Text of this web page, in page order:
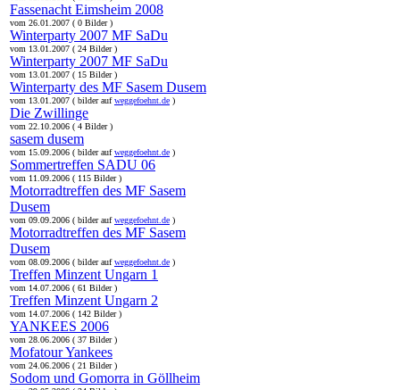
Fassenacht Eimsheim 2008
vom 26.01.2007 ( 0 Bilder )
Winterparty 2007 MF SaDu
vom 13.01.2007 ( 24 Bilder )
Winterparty 2007 MF SaDu
vom 13.01.2007 ( 15 Bilder )
Winterparty des MF Sasem Dusem
vom 13.01.2007 ( bilder aufweggefoehnt.de )
Die Zwillinge
vom 22.10.2006 ( 4 Bilder )
sasem dusem
vom 15.09.2006 ( bilder aufweggefoehnt.de )
Sommertreffen SADU 06
vom 11.09.2006 ( 115 Bilder )
Motorradtreffen des MF Sasem
Dusem
vom 09.09.2006 ( bilder aufweggefoehnt.de )
Motorradtreffen des MF Sasem
Dusem
vom 08.09.2006 ( bilder aufweggefoehnt.de )
Treffen Minzent Ungarn 1
vom 14.07.2006 ( 61 Bilder )
Treffen Minzent Ungarn 2
vom 14.07.2006 ( 142 Bilder )
YANKEES 2006
vom 28.06.2006 ( 37 Bilder )
Mofatour Yankees
vom 24.06.2006 ( 21 Bilder )
Sodom und Gomorra in Göllheim